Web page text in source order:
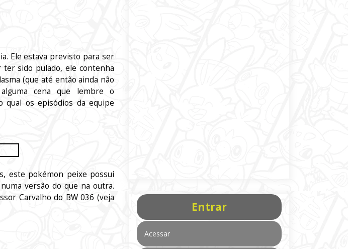
Ele estava previsto para ser
sido pulado, ele contenha
(que até então ainda não
cena que lembre o
qual os episódios da equipe
este pokémon peixe possui
versão do que na outra.
Carvalho do BW 036 (veja
Entrar
Acessar